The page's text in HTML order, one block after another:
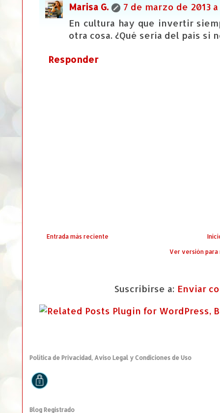
Marisa G.
7 de marzo de 2013
En cultura hay que invertir
otra cosa. ¿Qué sería del país si
Responder
Entrada más reciente
Ver versión
Suscribirse a: Enviar
Política de Privacidad, Aviso Legal y Condiciones de Uso
Blog Registrado